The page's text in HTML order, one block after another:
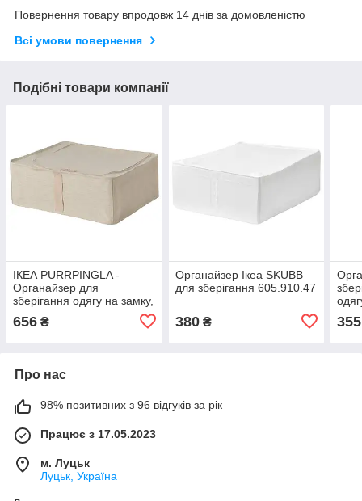
Повернення товару впродовж 14 днів за домовленістю
Всі умови повернення
Подібні товари компанії
ІКЕА PURRPINGLA -
Органайзер для
зберігання одягу на замку,
см,006.122.55
656 ₴
Органайзер Ікеа SKUBB
для зберігання 605.910.47
380₴ 355
Про нас
98% позитивних з 96 відгуків за рік
Працює з 17.05.2023
м. Луцьк
Луцьк, Україна